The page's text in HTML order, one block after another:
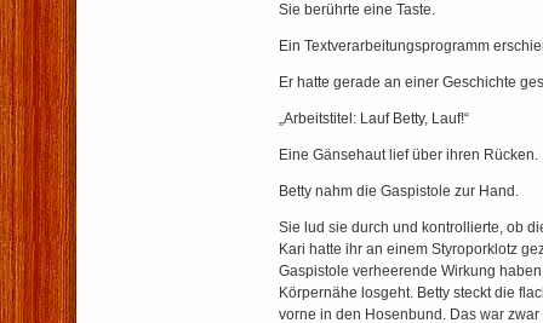
Sie berührte eine Taste.
Ein Textverarbeitungsprogramm
Er hatte gerade an einer Geschichte
„Arbeitstitel: Lauf Betty, Lauf!“
Eine Gänsehaut lief über ihren Rücken.
Betty nahm die Gaspistole zur Hand.
Sie lud sie durch und kontrollierte, ob
Kari hatte ihr an einem Styroporklotz
Gaspistole verheerende Wirkung
Körpernähe losgeht. Betty steckt die
vorne in den Hosenbund. Das war